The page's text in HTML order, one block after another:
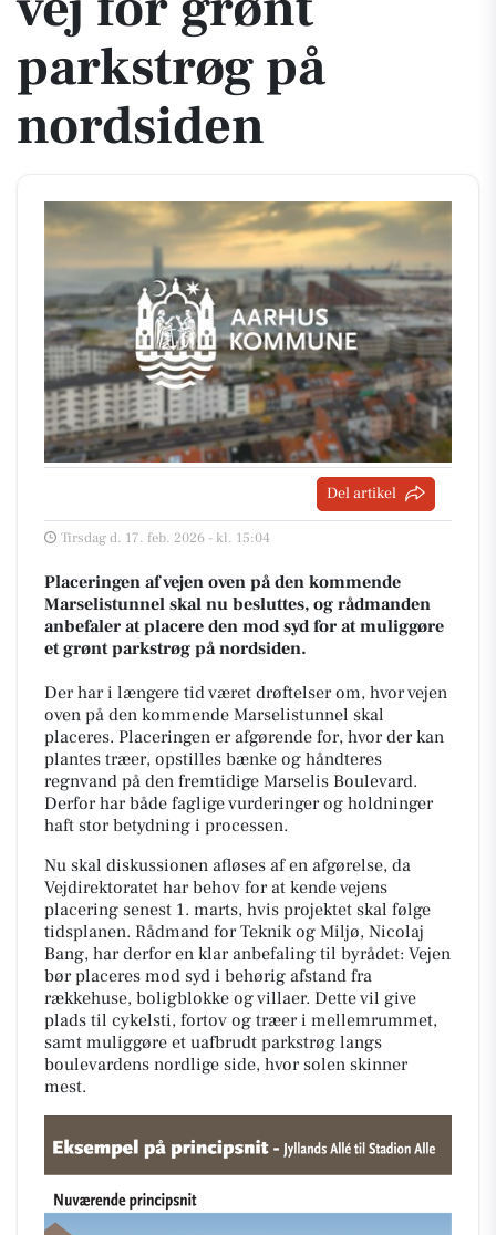
parkstrøg på
nordsiden
Del artikel
Tirsdag d. 17. feb. 2026 - kl. 15:04
Placeringen af vejen oven på den kommende
Marselistunnel skal nu besluttes, og rådmanden
anbefaler at placere den mod syd for at muliggøre
et grønt parkstrøg på nordsiden.
Der har i længere tid været drøftelser om, hvor vejen
oven på den kommende Marselistunnel skal
placeres. Placeringen er afgørende for, hvor der kan
plantes træer, opstilles bænke og håndteres
regnvand på den fremtidige Marselis Boulevard.
Derfor har både faglige vurderinger og holdninger
haft stor betydning i processen.
Nu skal diskussionen afløses af en afgørelse, da
Vejdirektoratet har behov for at kende vejens
placering senest 1. marts, hvis projektet skal følge
tidsplanen. Rådmand for Teknik og Miljø, Nicolaj
Bang, har derfor en klar anbefaling til byrådet: Vejen
bør placeres mod syd i behørig afstand fra
rækkehuse, boligblokke og villaer. Dette vil give
plads til cykelsti, fortov og træer i mellemrummet,
samt muliggøre et uafbrudt parkstrøg langs
boulevardens nordlige side, hvor solen skinner
mest.